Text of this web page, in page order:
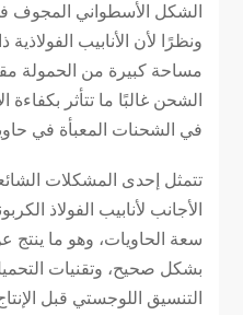
الشكل الأسطواني المجوف
ونظرًا لأن الأنابيب
مساحة كبيرة من الحمولة
الشحن غالبًا ما تتأثر
في الشحنات المعبأة في
تتمثل إحدى المشكلات
الأجانب لأنابيب الفولاذ
سعة الحاويات، وهو ما ينتج
بشكل صحيح، وتقنيات
التنسيق اللوجستي قبل